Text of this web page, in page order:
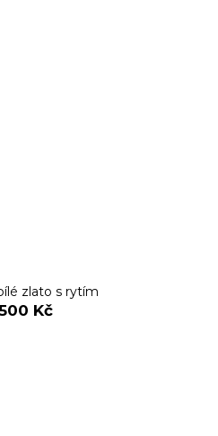
zlato s rytím
500 Kč